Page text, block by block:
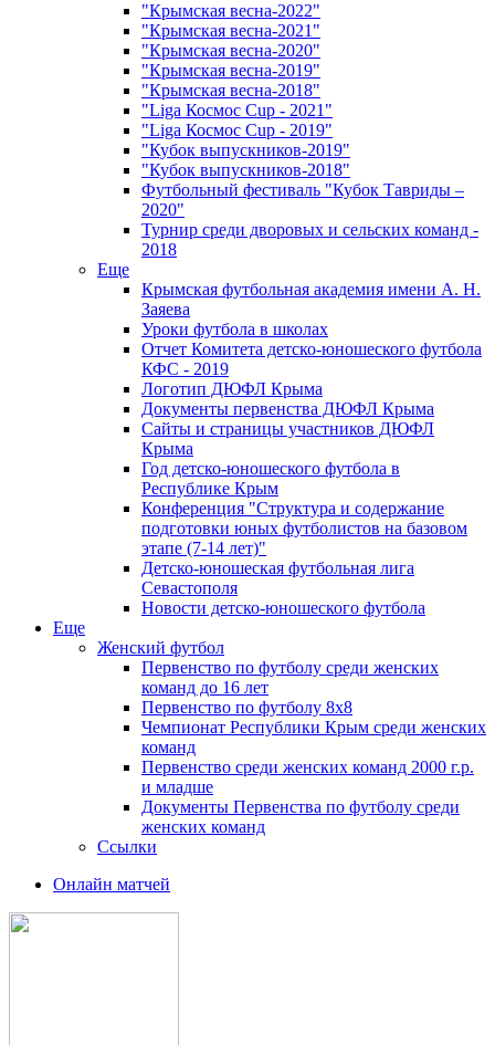
"Крымская весна-2022"
"Крымская весна-2021"
"Крымская весна-2020"
"Крымская весна-2019"
"Крымская весна-2018"
"Liga Космос Cup - 2021"
"Liga Космос Cup - 2019"
"Кубок выпускников-2019"
"Кубок выпускников-2018"
Футбольный фестиваль "Кубок Тавриды –
2020"
Турнир среди дворовых и сельских команд -
2018
Еще
Крымская футбольная академия имени А. Н.
Заяева
Уроки футбола в школах
Отчет Комитета детско-юношеского футбола
КФС - 2019
Логотип ДЮФЛ Крыма
Документы первенства ДЮФЛ Крыма
Сайты и страницы участников ДЮФЛ
Крыма
Год детско-юношеского футбола в
Республике Крым
Конференция "Структура и содержание
подготовки юных футболистов на базовом
этапе (7-14 лет)"
Детско-юношеская футбольная лига
Севастополя
Новости детско-юношеского футбола
Еще
Женский футбол
Первенство по футболу среди женских
команд до 16 лет
Первенство по футболу 8х8
Чемпионат Республики Крым среди женских
команд
Первенство среди женских команд 2000 г.р.
и младше
Документы Первенства по футболу среди
женских команд
Ссылки
Онлайн матчей